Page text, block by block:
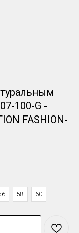
100-G -
FASHION-
58 60